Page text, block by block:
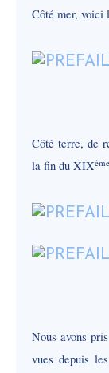
Côté mer,
Côté terre, de
la fin du XIXème
Nous avons
vues depuis